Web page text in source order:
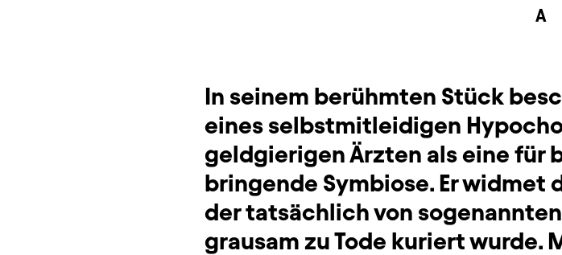
A
In seinem berühmten Stück
eines selbstmitleidigen
geldgierigen Ärzten als eine für
bringende Symbiose. Er widmet
der tatsächlich von
grausam zu Tode kuriert wurde.